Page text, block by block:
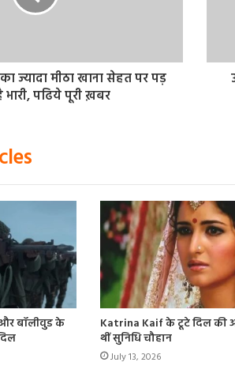
ज्यादा मीठा खाना सेहत पर पड़
पढिये पूरी ख़बर
बॉलीवुड के
Katrina Kaif के टूटे दिल की
थीं सुनिधि चौहान
July 13, 2026